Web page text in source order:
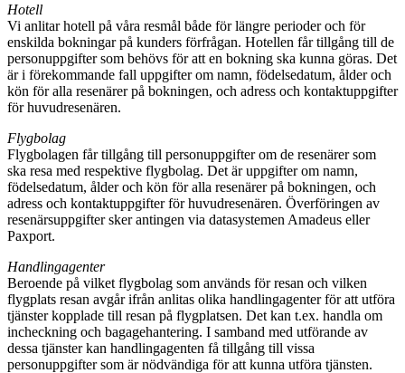
Hotell
Vi anlitar hotell på våra resmål både för längre perioder och för
enskilda bokningar på kunders förfrågan. Hotellen får tillgång till de
personuppgifter som behövs för att en bokning ska kunna göras. Det
är i förekommande fall uppgifter om namn, födelsedatum, ålder och
kön för alla resenärer på bokningen, och adress och kontaktuppgifter
för huvudresenären.
Flygbolag
Flygbolagen får tillgång till personuppgifter om de resenärer som
ska resa med respektive flygbolag. Det är uppgifter om namn,
födelsedatum, ålder och kön för alla resenärer på bokningen, och
adress och kontaktuppgifter för huvudresenären. Överföringen av
resenärsuppgifter sker antingen via datasystemen Amadeus eller
Paxport.
Handlingagenter
Beroende på vilket flygbolag som används för resan och vilken
flygplats resan avgår ifrån anlitas olika handlingagenter för att utföra
tjänster kopplade till resan på flygplatsen. Det kan t.ex. handla om
incheckning och bagagehantering. I samband med utförande av
dessa tjänster kan handlingagenten få tillgång till vissa
personuppgifter som är nödvändiga för att kunna utföra tjänsten.